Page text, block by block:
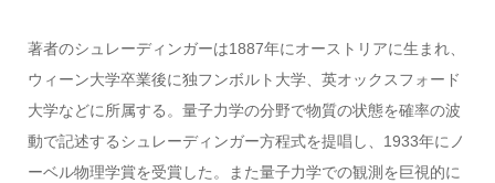
著者のシュレーディンガーは1887年にオーストリアに生まれ、
ウィーン大学卒業後に独フンボルト大学、英オックスフォード
大学などに所属する。量子力学の分野で物質の状態を確率の波
動で記述するシュレーディンガー方程式を提唱し、1933年にノ
ーベル物理学賞を受賞した。また量子力学での観測を巨視的に